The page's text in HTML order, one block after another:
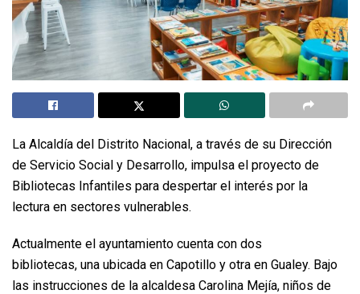
La Alcaldía del Distrito Nacional, a través de su Dirección
de Servicio Social y Desarrollo, impulsa el proyecto de
Bibliotecas Infantiles para despertar el interés por la
lectura en sectores vulnerables.
Actualmente el ayuntamiento cuenta con dos
bibliotecas, una ubicada en Capotillo y otra en Gualey. Bajo
las instrucciones de la alcaldesa Carolina Mejía, niños de